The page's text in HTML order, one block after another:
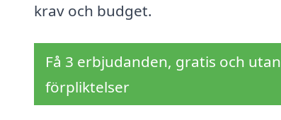
krav och budget.
Få 3 erbjudanden, gratis och utan
förpliktelser